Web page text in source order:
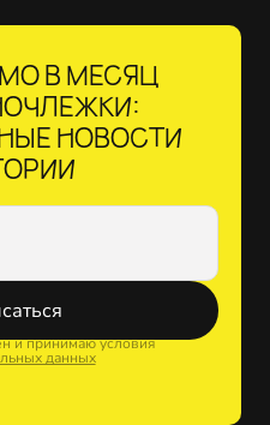
В МЕСЯЦ
НОВОСТИ
и принимаю условия
данных